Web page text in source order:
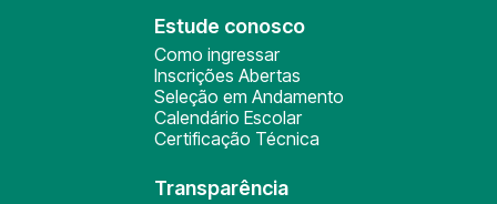
Estude conosco
Como ingressar
Inscrições Abertas
Seleção em Andamento
Calendário Escolar
Certificação Técnica
Transparência